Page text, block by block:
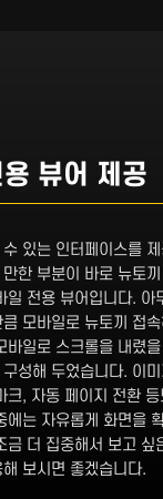
뷰어 제공
있는 인터페이스를
한 부분이 바로 뉴토
일 전용 뷰어입니다. 아
모바일로 뉴토끼 접
바일로 스크롤을 내렸
성해 두었습니다. 이
크, 자동 페이지 전환
에는 자유롭게 화면을
금 더 집중해서 보고 싶
보시면 좋겠습니다.